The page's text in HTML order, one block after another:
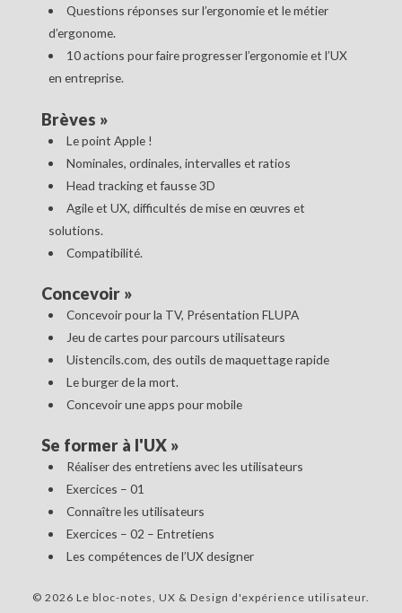
Questions réponses sur l’ergonomie et le métier
d’ergonome.
10 actions pour faire progresser l’ergonomie et l’UX
en entreprise.
Brèves »
Le point Apple !
Nominales, ordinales, intervalles et ratios
Head tracking et fausse 3D
Agile et UX, difficultés de mise en œuvres et
solutions.
Compatibilité.
Concevoir»
Concevoir pour la TV, Présentation FLUPA
Jeu de cartes pour parcours utilisateurs
Uistencils.com, des outils de maquettage rapide
Le burger de la mort.
Concevoir une apps pour mobile
Se former à l'UX»
Réaliser des entretiens avec les utilisateurs
Exercices – 01
Connaître les utilisateurs
Exercices – 02 – Entretiens
Les compétences de l’UX designer
© 2026 Le bloc-notes, UX & Design d'expérience utilisateur